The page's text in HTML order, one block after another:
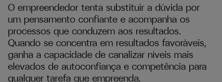
O empreendedor tenta substituir a dúvida por
um pensamento confiante e acompanha os
processos que conduzem aos resultados.
Quando se concentra em resultados favoráveis,
ganha a capacidade de canalizar níveis mais
elevados de autoconfiança e competência para
qualquer tarefa que empreenda.